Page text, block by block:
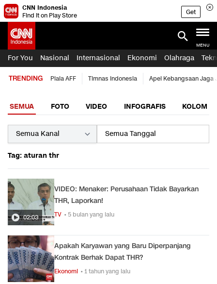
CNN Indonesia
Find it on Play Store
Get
MENU
For You Nasional Internasional Ekonomi Olahraga
TRENDING Piala AFF Timnas Indonesia Apel Kebangsaan Jaga
SEMUA FOTO VIDEO INFOGRAFIS KOLOM
Tag: aturan thr
02:03
VIDEO: Menaker: Perusahaan Tidak Bayarkan
THR, Laporkan!
TV • 5 bulan yang lalu
Apakah Karyawan yang Baru Diperpanjang
Kontrak Berhak Dapat THR?
Ekonomi • 1 tahun yang lalu